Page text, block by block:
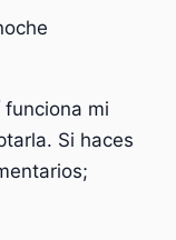
mi
Si haces